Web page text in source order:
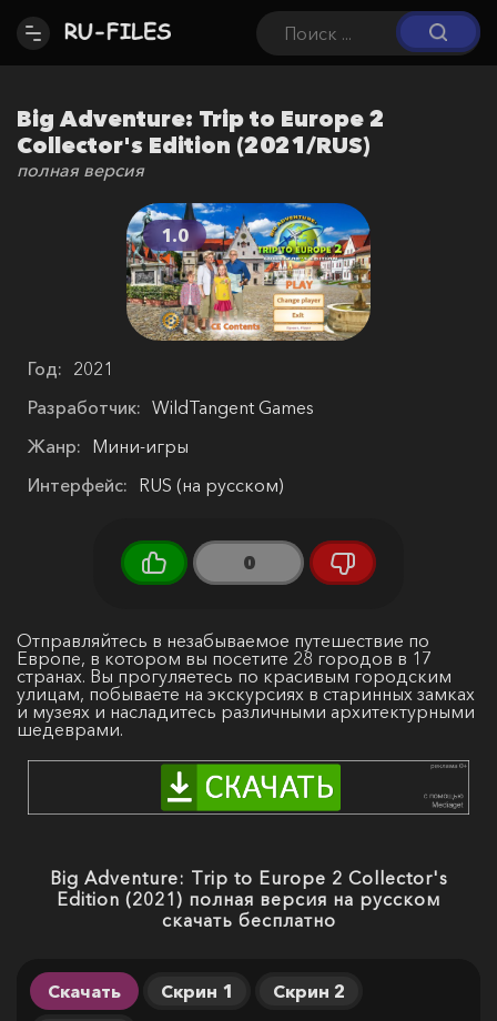
Big Adventure: Trip to Europe 2
Collector's Edition (2021/RUS)
полная версия
1.0
Год: 2021
Разработчик: WildTangent Games
Жанр: Мини-игры
Интерфейс: RUS (на русском)
0
Отправляйтесь в незабываемое путешествие по
Европе, в котором вы посетите 28 городов в 17
странах. Вы прогуляетесь по красивым городским
улицам, побываете на экскурсиях в старинных замках
и музеях и насладитесь различными архитектурными
шедеврами.
Big Adventure: Trip to Europe 2 Collector's
Edition (2021) полная версия на русском
скачать бесплатно
Скачать Скрин 1
Скрин 2